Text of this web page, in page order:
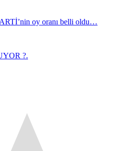
oy oranı belli oldu…
?.